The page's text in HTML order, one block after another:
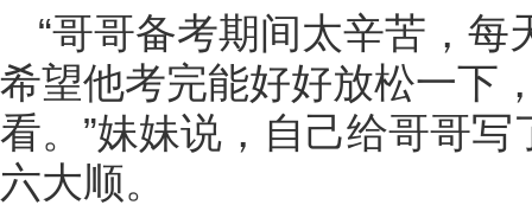
“哥哥备考期间太辛苦，
希望他考完能好好放松一下
看。”妹妹说，自己给哥哥
六大顺。